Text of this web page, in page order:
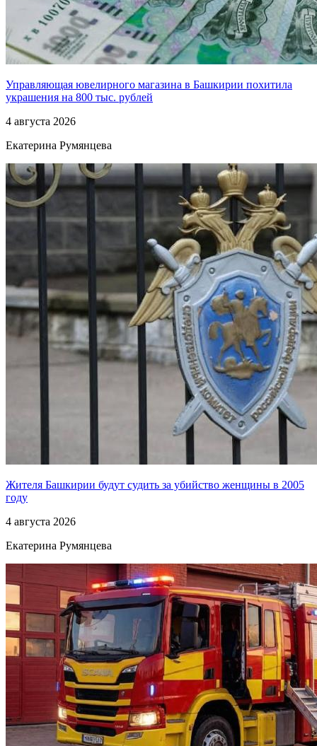
Управляющая ювелирного магазина в Башкирии похитила
украшения на 800 тыс. рублей
4 августа 2026
Екатерина Румянцева
Жителя Башкирии будут судить за убийство женщины в 2005
году
4 августа 2026
Екатерина Румянцева